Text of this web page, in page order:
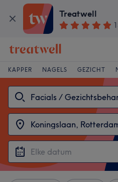
Treatwell
KAPPER NAGELS GEZICHT